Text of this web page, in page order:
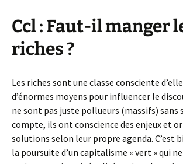
Ccl : Faut-il manger
riches ?
Les riches sont une classe consciente
d’énormes moyens pour influencer le
ne sont pas juste pollueurs (massifs) sans
compte, ils ont conscience des enjeux et
solutions selon leur propre agenda. C’est
la poursuite d’un capitalisme « vert » qui